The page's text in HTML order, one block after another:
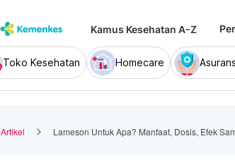
Kamus Kesehatan A-Z
Toko Kesehatan Homecare
Artikel Lameson Untuk Apa? Manfaat, Dosis, Efek